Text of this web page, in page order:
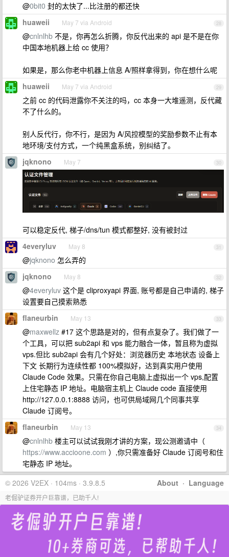
@0bit0 封的太快了...比注册的都还快
28
huaweii May 7 via Android
@cnlnlhb 不是，你再怎么折腾，你反代出来的 api 是不是在你
中国本地机器上给 cc 使用？
如果是，那么你老中机器上信息 A/照样拿得到，你在想什么呢
29
huaweii May 7 via Android
之前 cc 的代码泄露你不关注的吗，cc 本身一大堆遥测，反代藏
不了什么的。
别人反代行，你不行，是因为 A/风控模型的奖励参数不止有本
地环境/支付方式，一个纯黑盒系统，别纠结了。
30
jqknono May 7
可以稳定反代, 梯子/dns/tun 模式都整好, 没有被封过
31
4everyluv May 8
@jqknono 怎么弄的
32
jqknono May 8
@4everyluv 这个是 cliproxyapi 界面, 账号都是自己申请的, 梯子
设置要自己摸索熟悉
33
flaneurbin May 13
@maxwellz #17 这个思路是对的，但有点复杂了。我们做了一
个工具，可以把 sub2api 和 vps 能力融合一体，暂且称为虚拟
vps.但比 sub2api 会有几个好处：浏览器历史 本地状态 设备上
下文 长期行为连续性都 100%模拟好，达到真实用户使用
Claude Code 效果。只需在你自己电脑上虚拟出一个 vps,配置
上住宅静态 IP 地址。电脑宿主机上 Claude code 直接使用
http://127.0.0.1:8888 访问，也可供局域网几个同事共享
Claude 订阅号。
34
flaneurbin May 13
@cnlnlhb 楼主可以试试我刚才讲的方案，现公测邀请中（
https://www.accioone.com ）,你只需准备好 Claude 订阅号和住
宅静态 IP 地址。
About · Language
© 2026 V2EX · 104ms · 3.9.8.5
老倔驴证券开户巨靠谱，已助千人!